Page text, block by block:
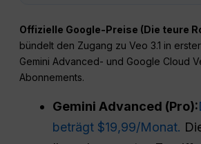
Offizielle Google-Preise (Die teure
bündelt den Zugang zu Veo 3.1 in
Gemini Advanced- und Google Cloud
Abonnements.
Gemini Advanced (Pro):
beträgt $19,99/Monat.